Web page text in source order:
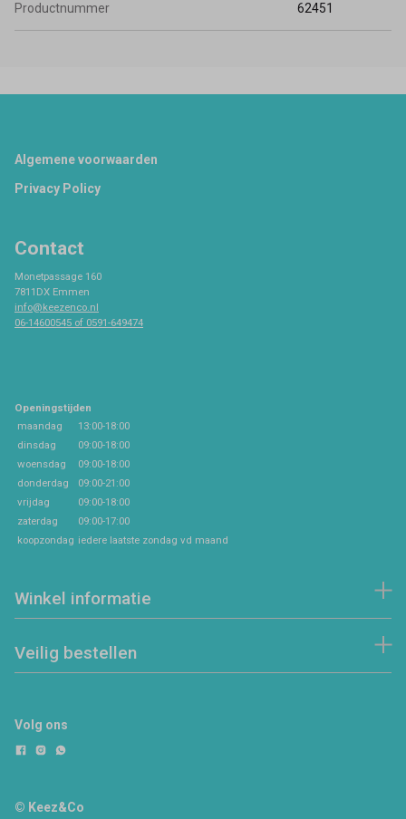
Productnummer 62451
Footer
Algemene voorwaarden
Privacy Policy
Contact
Monetpassage 160
7811DX Emmen
info@keezenco.nl
06-14600545 of 0591-649474
Openingstijden
maandag
13:00-18:00
dinsdag
09:00-18:00
woensdag
09:00-18:00
donderdag
09:00-21:00
vrijdag
09:00-18:00
zaterdag
09:00-17:00
koopzondag iedere laatste zondag vd maand
Winkel informatie
Veilig bestellen
Volg ons
© Keez&Co